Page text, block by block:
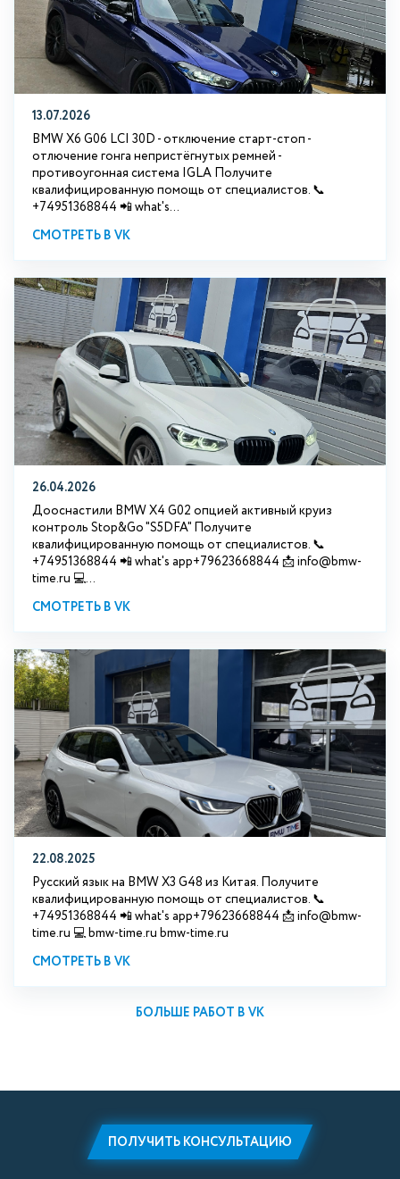
13.07.2026
BMW X6 G06 LCI 30D - отключение старт-стоп -
отлючение гонга непристёгнутых ремней -
противоугонная система IGLA Получите
квалифицированную помощь от специалистов. 📞
+74951368844 📲 what's...
СМОТРЕТЬ В VK
26.04.2026
Дооснастили BMW X4 G02 опцией активный круиз
контроль Stop&Go "S5DFA" Получите
квалифицированную помощь от специалистов. 📞
+74951368844 📲 what's app+79623668844 📩 info@bmw-
time.ru 💻...
СМОТРЕТЬ В VK
22.08.2025
Русский язык на BMW X3 G48 из Китая. Получите
квалифицированную помощь от специалистов. 📞
+74951368844 📲 what's app+79623668844 📩 info@bmw-
time.ru 💻 bmw-time.ru bmw-time.ru
СМОТРЕТЬ В VK
БОЛЬШЕ РАБОТ В VK
ПОЛУЧИТЬ КОНСУЛЬТАЦИЮ